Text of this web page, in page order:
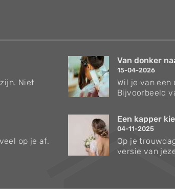
Niet
Van donker
15-04-2026
Wil je van
Bijvoorbeeld
op je af.
Een kapper
04-11-2025
Op je
versie van